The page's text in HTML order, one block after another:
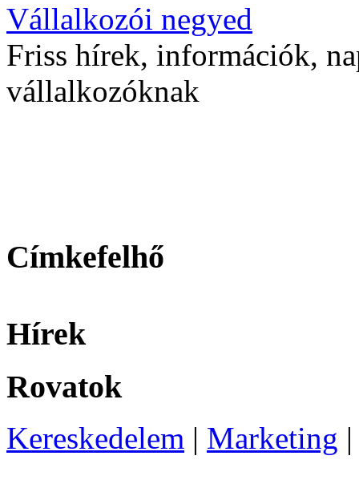
Vállalkozói negyed
Friss hírek, információk,
vállalkozóknak
Címkefelhő
Hírek
Rovatok
Kereskedelem | Marketing